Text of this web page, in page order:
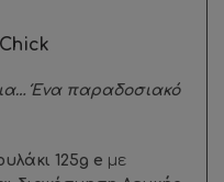
Ένα παραδοσιακό
125g e με